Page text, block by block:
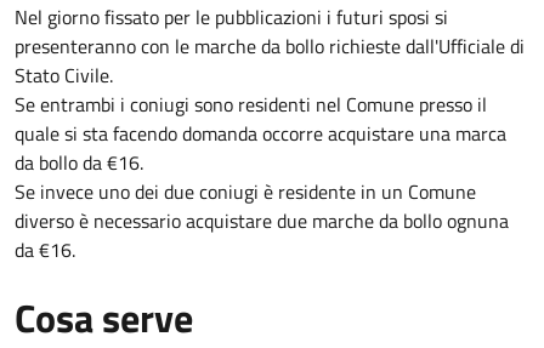
Nel giorno fissato per le pubblicazioni i futuri sposi si
presenteranno con le marche da bollo richieste dall'Ufficiale di
Stato Civile.
Se entrambi i coniugi sono residenti nel Comune presso il
quale si sta facendo domanda occorre acquistare una marca
da bollo da €16.
Se invece uno dei due coniugi è residente in un Comune
diverso è necessario acquistare due marche da bollo ognuna
da €16.
Cosa serve